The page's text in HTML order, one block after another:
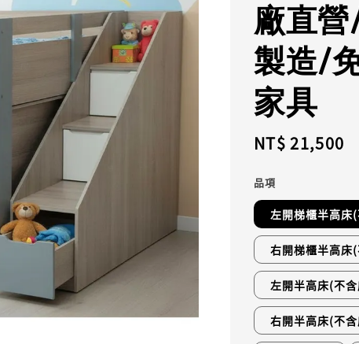
廠直
製造/
家具
Regular
NT$ 21,500
品項
左開梯櫃半高床
右開梯櫃半高床
左開半高床(不
右開半高床(不